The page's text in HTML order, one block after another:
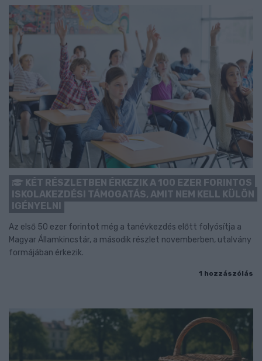
KÉT RÉSZLETBEN ÉRKEZIK A 100 EZER FORINTOS
ISKOLAKEZDÉSI TÁMOGATÁS, AMIT NEM KELL KÜLÖN
IGÉNYELNI
Az első 50 ezer forintot még a tanévkezdés előtt folyósítja a
Magyar Államkincstár, a második részlet novemberben, utalvány
formájában érkezik.
1 hozzászólás